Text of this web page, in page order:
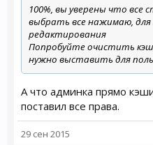
100%, вы уверены что все
выбрать все нажимаю,
редактирования
Попробуйте очистить
нужно выставить для
А что админка прямо
поставил все права.
29 сен 2015